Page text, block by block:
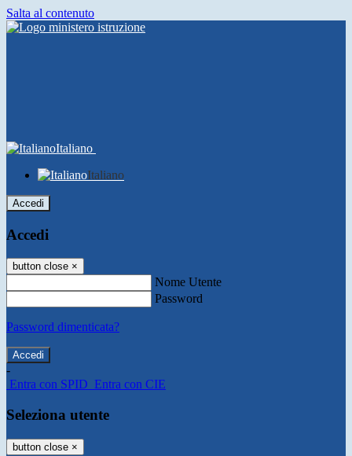
Salta al contenuto
Italiano
Italiano
Accedi
Accedi
button close ×
Nome Utente
Password
Password dimenticata?
-
Entra con SPID Entra con CIE
Seleziona utente
button close ×